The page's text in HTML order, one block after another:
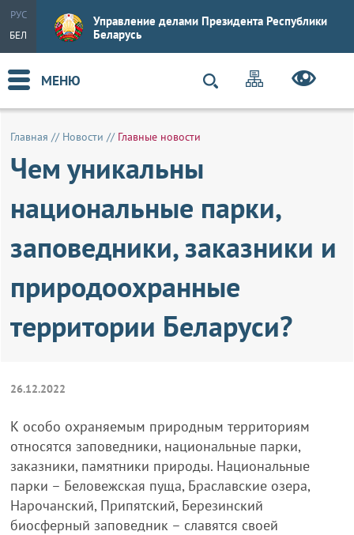
РУС
БЕЛ
Управление делами Президента Республики
Беларусь
МЕНЮ
Главная // Новости // Главные новости
Чем уникальны
национальные парки,
заповедники, заказники и
природоохранные
территории Беларуси?
26.12.2022
К особо охраняемым природным территориям
относятся заповедники, национальные парки,
заказники, памятники природы. Национальные
парки – Беловежская пуща, Браславские озера,
Нарочанский, Припятский, Березинский
биосферный заповедник – славятся своей